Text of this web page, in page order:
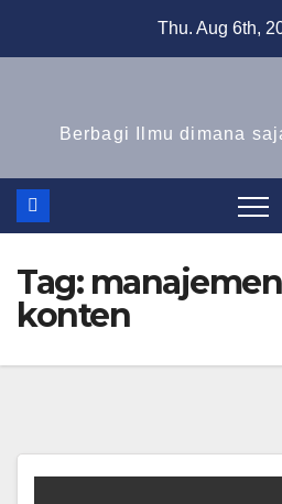
Thu. Aug 6th,
Berbagi Ilmu dimana
Tag:
konten